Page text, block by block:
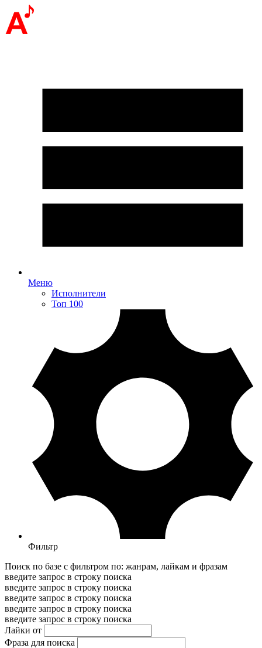
Меню
Исполнители
Топ 100
Фильтр
Поиск по базе с фильтром по: жанрам, лайкам и фразам
введите запрос в строку поиска
введите запрос в строку поиска
введите запрос в строку поиска
введите запрос в строку поиска
введите запрос в строку поиска
Лайки от
Фраза для поиска